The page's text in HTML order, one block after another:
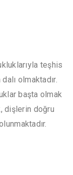
teşhis
olmaktadır.
başta olmak
dişlerin doğru